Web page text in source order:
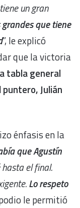
un gran
que tiene
”, le explicó
que la victoria
tabla general
Julián
énfasis en la
que Agustín
el final.
Lo respeto
le permitió